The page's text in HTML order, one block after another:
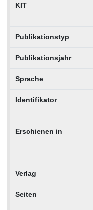
KIT
Publikationstyp
Publikationsjahr
Sprache
Identifikator
Erschienen in
Verlag
Seiten